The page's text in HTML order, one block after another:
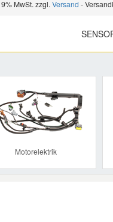
MwSt. zzgl. Versand -
Motorelektrik